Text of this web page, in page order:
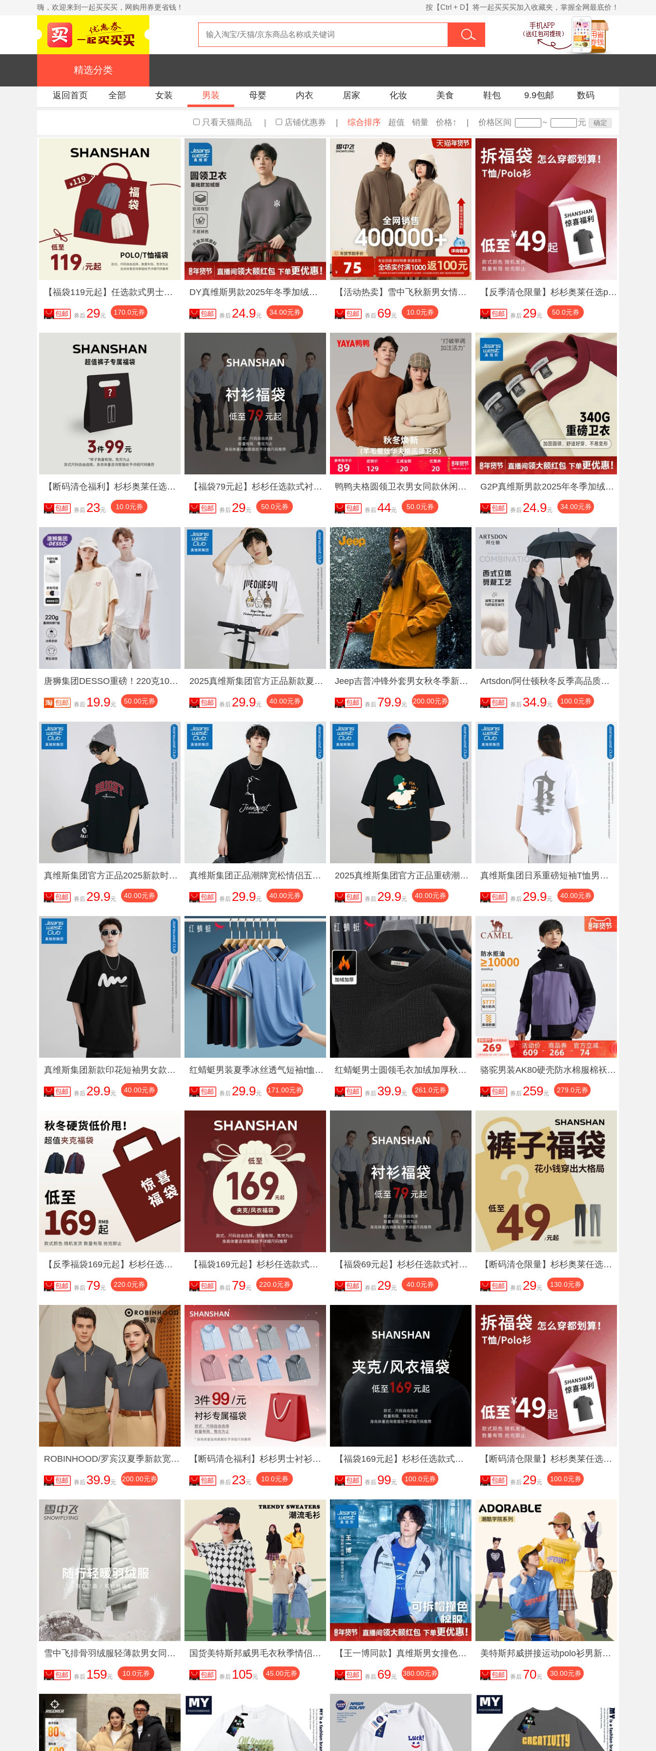
嗨，欢迎来到一起买买买，网购用券更省钱！ 按【Ctrl + D】将一起买买买加入收藏夹，掌握全网最底价！
精选分类
返回首页 全部 女装 男装 母婴 内衣 居家 化妆 美食 鞋包 9.9包邮 数码
只看天猫商品 | 店铺优惠券 | 综合排序 超值 销量 价格↑ | 价格区间 ~ 元 确定
【福袋119元起】任选款式男士长袖Polo衫T恤男2025春秋新款翻领
券后 29元 170.0元券
DY真维斯男款2025年冬季加绒保暖圆领卫衣潮流印花休闲舒适上衣
券后 24.9元 34.00元券
【活动热卖】雪中飞秋新男女情侣运动摇粒绒立领外套户外休闲大码
券后 69元 10.0元券
【反季清仓限量】杉杉奥莱任选polo衫男款2025夏季新款T恤短袖T恤
券后 29元 50.0元券
【断码清仓福利】杉杉奥莱任选休闲裤2025秋冬季新款西裤牛仔裤子
券后 23元 10.0元券
【福袋79元起】杉杉任选款式衬衫男款2025春秋季新款外套衬衣男士
券后 29元 50.0元券
鸭鸭夫格圆领卫衣男女同款休闲华夫格圆领套头卫衣外套
券后44元 50.0元券
G2P真维斯男款2025年冬季加绒保暖圆领卫衣潮流印花休闲舒适上衣
券后 24.9元 34.00元券
唐狮集团DESSO重磅！220克100%纯棉百搭潮流短袖T恤情侣男女款
券后 19.9元 50.00元券
2025真维斯集团官方正品新款夏季宽松时尚潮流情侣上衣短袖TYK
券后 29.9元 40.00元券
Jeep吉普冲锋外套男女秋冬季新款加厚保暖立领面包服外套休闲上衣
券后 79.9元 200.00元券
Artsdon/阿仕顿秋冬反季高品质中长款羊毛大衣男女爸妈款毛呢大衣
券后 34.9元 100.0元券
真维斯集团官方正品2025新款时尚百搭时尚男女同款重磅美式T恤TYK
券后 29.9元 40.00元券
真维斯集团正品潮牌宽松情侣五分袖美式复古高街半袖t恤男女TYK
券后 29.9元 40.00元券
2025真维斯集团官方正品重磅潮流短袖男女同款情侣上衣T恤TYK
券后 29.9元 40.00元券
真维斯集团日系重磅短袖T恤男女学院休闲宽松时尚情侣T恤TYK
券后 29.9元 40.00元券
真维斯集团新款印花短袖男女款夏季国潮宽松原创潮流T恤TYK
券后 29.9元 40.00元券
红蜻蜓男装夏季冰丝透气短袖t恤25新款中年男士翻领休闲内搭上衣
券后 29.9元 171.00元券
红蜻蜓男士圆领毛衣加绒加厚秋冬新款休闲保暖爸爸冬装针织打底衫
券后 39.9元 261.0元券
骆驼男装AK80硬壳防水棉服棉袄冬季男外套夹克徒步加厚户外登山服
券后 259元 279.0元券
【反季福袋169元起】杉杉任选夹克男2025春秋季新款外套男士茄克
券后 79元 220.0元券
【福袋169元起】杉杉任选款式夹克男款2025春秋季新款男士外套
券后 79元 220.0元券
【福袋69元起】杉杉任选款式衬衫男款2025春秋季新款长袖衬衣男士
券后 29元 40.0元券
【断码清仓限量】杉杉奥莱任选男士2025春秋季新款休闲裤牛仔裤
券后 29元 130.0元券
ROBINHOOD/罗宾汉夏季新款宽松运动短袖男士商务休闲polo衫
券后 39.9元 200.00元券
【断码清仓福利】杉杉男士衬衫男款2025夏季新款短袖衬衣服男装
券后 23元 10.0元券
【福袋169元起】杉杉任选款式夹克男款2025春秋季新款男士外套
券后 99元 100.0元券
【断码清仓限量】杉杉奥莱任选T恤男款2025夏季新款polo衫短袖T恤
券后 29元 100.0元券
雪中飞排骨羽绒服轻薄款男女同款时尚拼接保暖情侣连帽轻便外套潮
券后 159元 10.0元券
国货美特斯邦威男毛衣秋季情侣学院风设计感圆领套头长袖上衣男ZZ
券后 105元 45.00元券
【王一博同款】真维斯男女撞色棉服冬季2025新款骑士风棉袄潮G2
券后 69元 380.00元券
美特斯邦威拼接运动polo衫男新款秋季撞色情侣装宽松女士卫衣ZZ
券后 70元 30.00元券